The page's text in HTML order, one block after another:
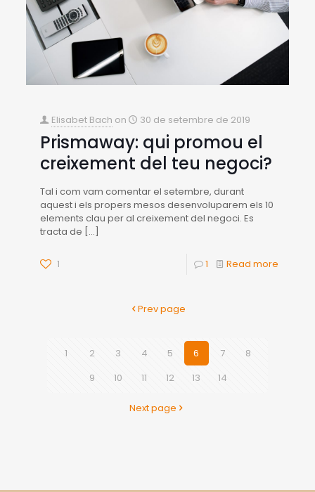
Elisabet Bach on 30 de setembre de 2019
Prismaway: qui promou el
creixement del teu negoci?
Tal i com vam comentar el setembre, durant
aquest i els propers mesos desenvoluparem els 10
elements clau per al creixement del negoci. Es
tracta de […]
1 1 Read more
Prev page
1 2 3 4 5 6 7
8
9
10 11 12 13 14
Next page